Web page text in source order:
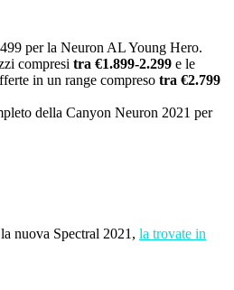
per la Neuron AL Young Hero.
compresi tra €1.899-2.299 e le
in un range compreso tra €2.799
della Canyon Neuron 2021 per
nuova Spectral 2021, la trovate in